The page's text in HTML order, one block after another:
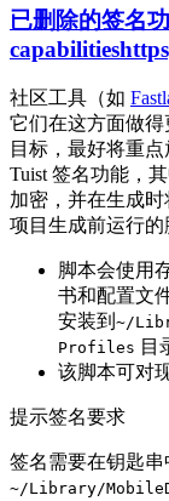
已删除的签名
社区工具（如
它们在这方面做得
目标，最好将重
Tuist 签名功能，
加密，并在生成
项目生成前运行
脚本会使用
书和配置文
安装到 ~/
Profiles 目
该脚本可对
提示签名要求
签名需要在钥匙
~/Library/